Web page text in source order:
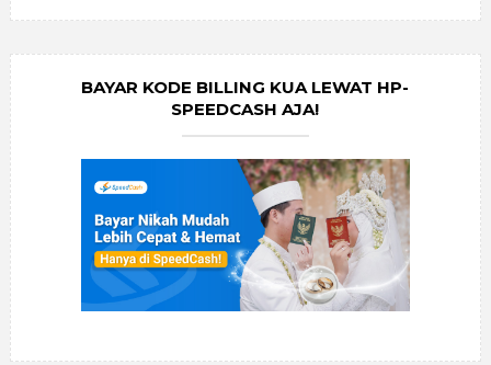
BAYAR KODE BILLING KUA LEWAT HP-
SPEEDCASH AJA!